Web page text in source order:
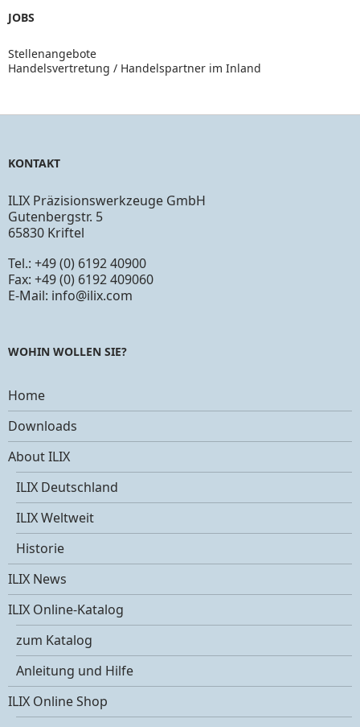
JOBS
Stellenangebote
Handelsvertretung / Handelspartner im Inland
KONTAKT
ILIX Präzisionswerkzeuge GmbH
Gutenbergstr. 5
65830 Kriftel
Tel.: +49 (0) 6192 40900
Fax: +49 (0) 6192 409060
E-Mail: info@ilix.com
WOHIN WOLLEN SIE?
Home
Downloads
About ILIX
ILIX Deutschland
ILIX Weltweit
Historie
ILIX News
ILIX Online-Katalog
zum Katalog
Anleitung und Hilfe
ILIX Online Shop